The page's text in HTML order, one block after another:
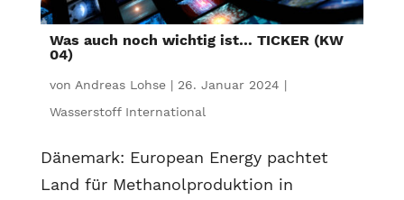
Was auch noch wichtig ist… TICKER (KW
04)
von Andreas Lohse| 26. Januar 2024 |
Wasserstoff International
Dänemark: European Energy pachtet
Land für Methanolproduktion in